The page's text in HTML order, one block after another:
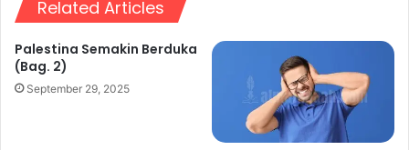
Related Articles
Palestina Semakin Berduka
(Bag. 2)
September 29, 2025